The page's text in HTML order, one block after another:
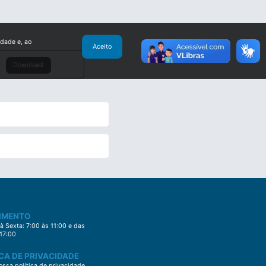
Download
Sexta: 7:00 às 11:00 e das
DE PRIVACIDADE
e, ao
Aceito